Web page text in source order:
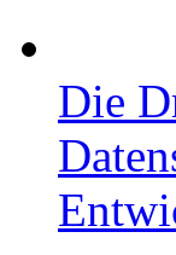
Die